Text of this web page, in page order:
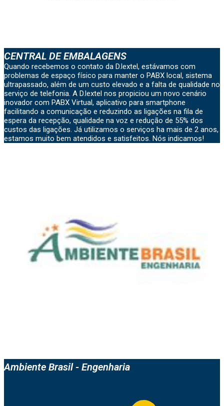
CENTRAL DE EMBALAGENS
Quando recebemos o contato da D.lextel, estávamos com
problemas de espaço físico para manter o PABX local, sistema
ultrapassado, além de um custo elevado e a falta de qualidade no
serviço de telefonia. A D.lextel nos propiciou um novo cenário
inovador com PABX Virtual, aplicativo para smartphone
facilitando a comunicação e reduzindo as ligações na fila de
espera da recepção, qualidade na voz e redução de 55% dos
custos das ligações. Já utilizamos o serviços ha mais de 2 anos,
estamos muito bem atendidos e satisfeitos. Nós indicamos!
Ambiente Brasil - Engenharia